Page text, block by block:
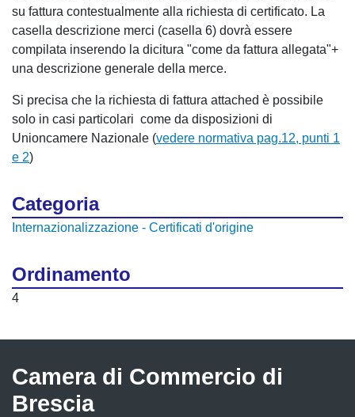
su fattura contestualmente alla richiesta di certificato. La
casella descrizione merci (casella 6) dovrà essere
compilata inserendo la dicitura "come da fattura allegata"+
una descrizione generale della merce.
Si precisa che la richiesta di fattura attached è possibile
solo in casi particolari come da disposizioni di
Unioncamere Nazionale (vedere normativa pag.12, punti 1
e 2)
Categoria
Internazionalizzazione - Certificati d'origine
Ordinamento
4
Camera di Commercio di
Brescia